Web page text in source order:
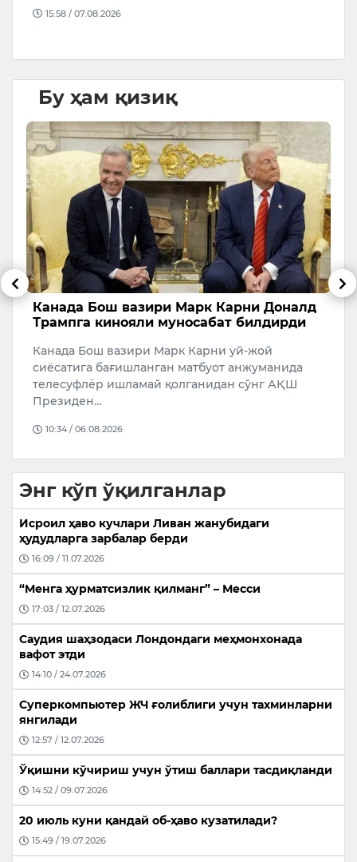
15:58 / 07.08.2026
Бу ҳам қизиқ
Канада Бош вазири Марк Карни Доналд
Трампга кинояли муносабат билдирди
Канада Бош вазири Марк Карни уй-жой
сиёсатига бағишланган матбуот анжуманида
телесуфлёр ишламай қолганидан сўнг АҚШ
Президен…
10:34 / 06.08.2026
Энг кўп ўқилганлар
Исроил ҳаво кучлари Ливан жанубидаги
ҳудудларга зарбалар берди
16:09 / 11.07.2026
“Менга ҳурматсизлик қилманг” – Месси
17:03 / 12.07.2026
Саудия шаҳзодаси Лондондаги меҳмонхонада
вафот этди
14:10 / 24.07.2026
Суперкомпьютер ЖЧ ғолиблиги учун тахминларни
янгилади
12:57 / 12.07.2026
Ўқишни кўчириш учун ўтиш баллари тасдиқланди
14:52 / 09.07.2026
20 июль куни қандай об-ҳаво кузатилади?
15:49 / 19.07.2026